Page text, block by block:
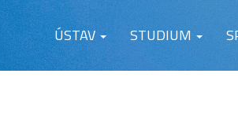
ÚSTAV STUDIUM